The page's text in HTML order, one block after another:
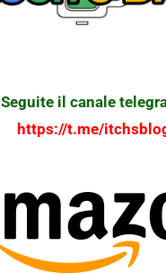
Seguite il canale
https://t.me/